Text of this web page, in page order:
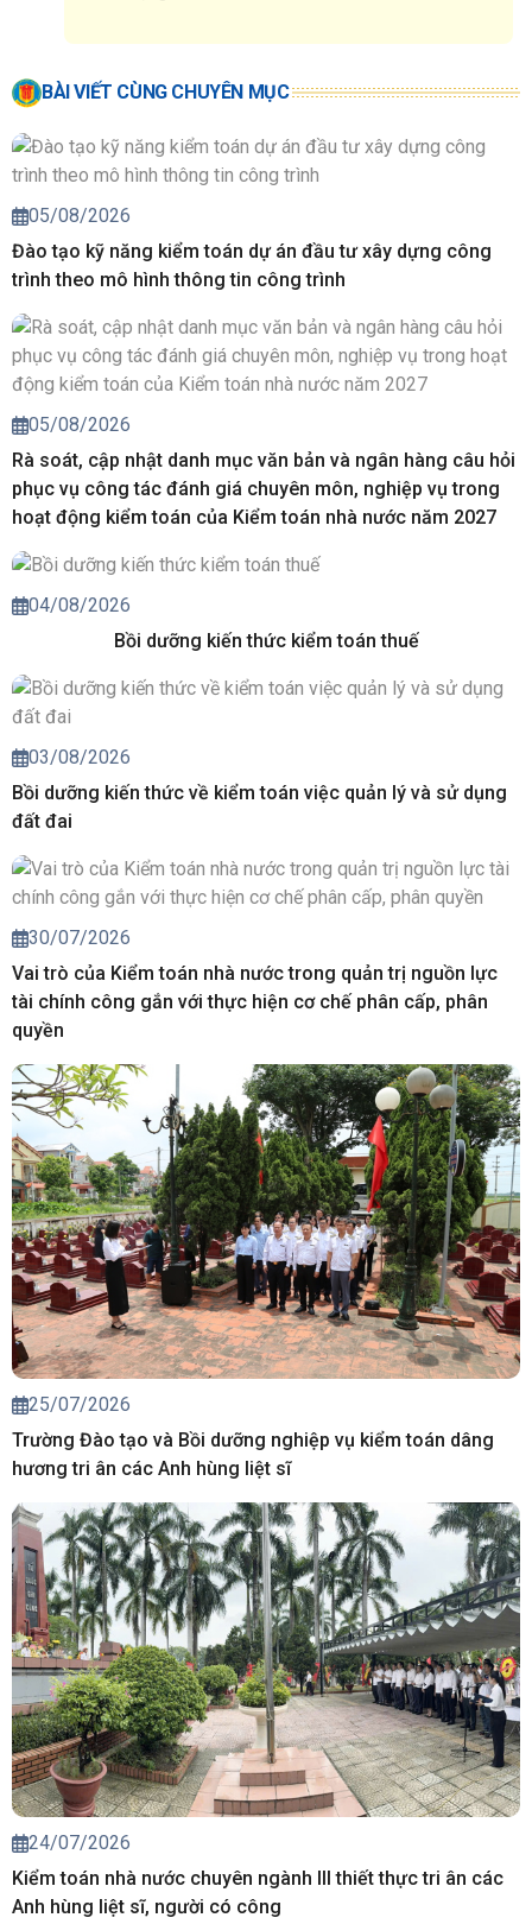
BÀI VIẾT CÙNG CHUYÊN MỤC
05/08/2026
Đào tạo kỹ năng kiểm toán dự án đầu tư xây dựng công
trình theo mô hình thông tin công trình
05/08/2026
Rà soát, cập nhật danh mục văn bản và ngân hàng câu hỏi
phục vụ công tác đánh giá chuyên môn, nghiệp vụ trong
hoạt động kiểm toán của Kiểm toán nhà nước năm 2027
04/08/2026
Bồi dưỡng kiến thức kiểm toán thuế
03/08/2026
Bồi dưỡng kiến thức về kiểm toán việc quản lý và sử dụng
đất đai
30/07/2026
Vai trò của Kiểm toán nhà nước trong quản trị nguồn lực
tài chính công gắn với thực hiện cơ chế phân cấp, phân
quyền
25/07/2026
Trường Đào tạo và Bồi dưỡng nghiệp vụ kiểm toán dâng
hương tri ân các Anh hùng liệt sĩ
24/07/2026
Kiểm toán nhà nước chuyên ngành III thiết thực tri ân các
Anh hùng liệt sĩ, người có công